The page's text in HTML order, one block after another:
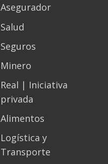
Asegurador
Salud
Seguros
Minero
Real | Iniciativa
privada
Alimentos
Logística y
Transporte